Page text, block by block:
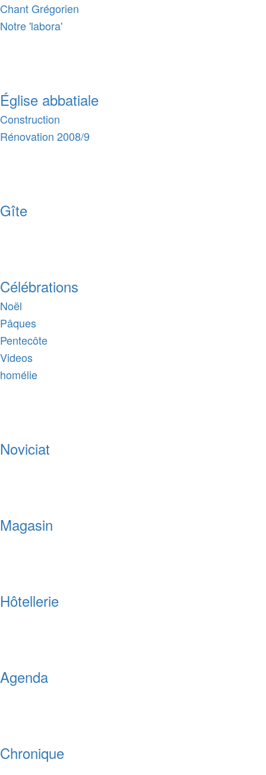
Chant Grégorien
Notre 'labora'
Église abbatiale
Construction
Rénovation 2008/9
Gîte
Célébrations
Noël
Pâques
Pentecôte
Videos
homélie
Noviciat
Magasin
Hôtellerie
Agenda
Chronique